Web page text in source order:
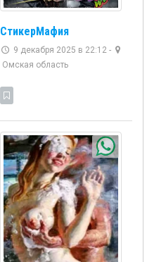
СтикерМафия
9 декабря 2025 в 22:12 -
Омская область